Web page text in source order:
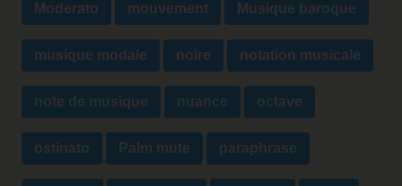
Moderato mouvement Musique baroque
musique modale noire notation musicale
note de musique nuance octave
ostinato Palm mute paraphrase